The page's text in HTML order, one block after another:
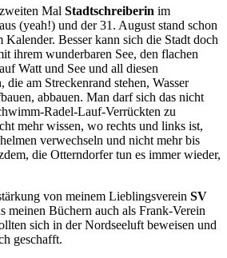
Mal Stadtschreiberin im
(yeah!) und der 31. August stand schon
Kalender. Besser kann sich die Stadt doch
ihrem wunderbaren See, den flachen
Watt und See und all diesen
am Streckenrand stehen, Wasser
abbauen. Man darf sich das nicht
Radel-Lauf-Verrückten zu
mehr wissen, wo rechts und links ist,
verwechseln und nicht mehr bis
die Otterndorfer tun es immer wieder,
von meinem Lieblingsverein SV
meinen Büchern auch als Frank-Verein
sich in der Nordseeluft beweisen und
geschafft.